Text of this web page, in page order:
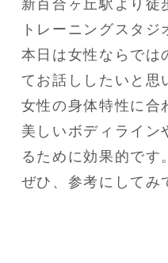
新百合ヶ丘駅より徒
トレーニングスタジ
本日は女性ならでは
てお話ししたいと思
女性の身体特性に合
美しいボディライン
るために効果的です。
ぜひ、参考にしてみ